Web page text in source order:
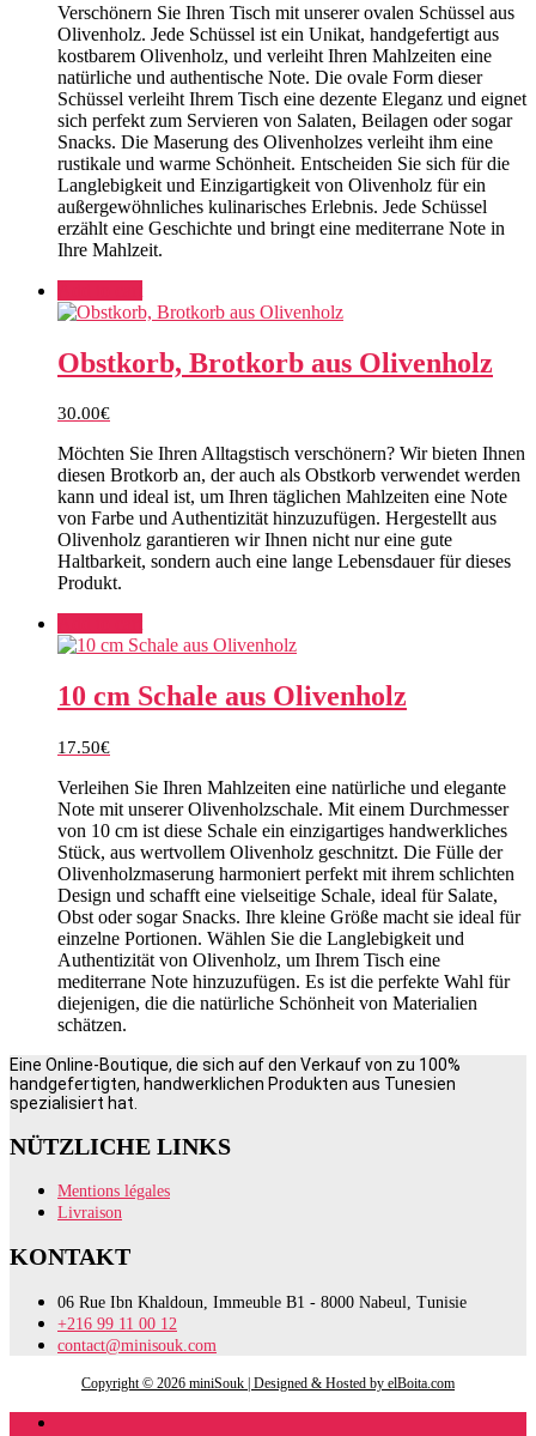
Verschönern Sie Ihren Tisch mit unserer ovalen Schüssel aus
Olivenholz. Jede Schüssel ist ein Unikat, handgefertigt aus
kostbarem Olivenholz, und verleiht Ihren Mahlzeiten eine
natürliche und authentische Note. Die ovale Form dieser
Schüssel verleiht Ihrem Tisch eine dezente Eleganz und eignet
sich perfekt zum Servieren von Salaten, Beilagen oder sogar
Snacks. Die Maserung des Olivenholzes verleiht ihm eine
rustikale und warme Schönheit. Entscheiden Sie sich für die
Langlebigkeit und Einzigartigkeit von Olivenholz für ein
außergewöhnliches kulinarisches Erlebnis. Jede Schüssel
erzählt eine Geschichte und bringt eine mediterrane Note in
Ihre Mahlzeit.
Obstkorb, Brotkorb aus Olivenholz
30.00€
Möchten Sie Ihren Alltagstisch verschönern? Wir bieten Ihnen
diesen Brotkorb an, der auch als Obstkorb verwendet werden
kann und ideal ist, um Ihren täglichen Mahlzeiten eine Note
von Farbe und Authentizität hinzuzufügen. Hergestellt aus
Olivenholz garantieren wir Ihnen nicht nur eine gute
Haltbarkeit, sondern auch eine lange Lebensdauer für dieses
Produkt.
10 cm Schale aus Olivenholz
17.50€
Verleihen Sie Ihren Mahlzeiten eine natürliche und elegante
Note mit unserer Olivenholzschale. Mit einem Durchmesser
von 10 cm ist diese Schale ein einzigartiges handwerkliches
Stück, aus wertvollem Olivenholz geschnitzt. Die Fülle der
Olivenholzmaserung harmoniert perfekt mit ihrem schlichten
Design und schafft eine vielseitige Schale, ideal für Salate,
Obst oder sogar Snacks. Ihre kleine Größe macht sie ideal für
einzelne Portionen. Wählen Sie die Langlebigkeit und
Authentizität von Olivenholz, um Ihrem Tisch eine
mediterrane Note hinzuzufügen. Es ist die perfekte Wahl für
diejenigen, die die natürliche Schönheit von Materialien
schätzen.
Eine Online-Boutique, die sich auf den Verkauf von zu 100%
handgefertigten, handwerklichen Produkten aus Tunesien
spezialisiert hat.
NÜTZLICHE LINKS
Mentions légales
Livraison
KONTAKT
06 Rue Ibn Khaldoun, Immeuble B1 - 8000 Nabeul, Tunisie
+216 99 11 00 12
contact@minisouk.com
Copyright © 2026 miniSouk | Designed & Hosted by elBoita.com